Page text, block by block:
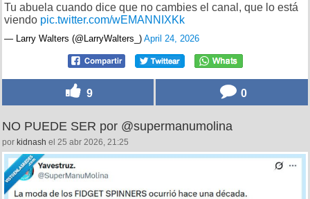
Tu abuela cuando dice que no cambies el canal, que lo está
viendo pic.twitter.com/wEMANNIXKk
— Larry Walters (@LarryWalters_) April 24, 2026
9 0
NO PUEDE SER por @supermanumolina
por kidnash el 25 abr 2026, 21:25